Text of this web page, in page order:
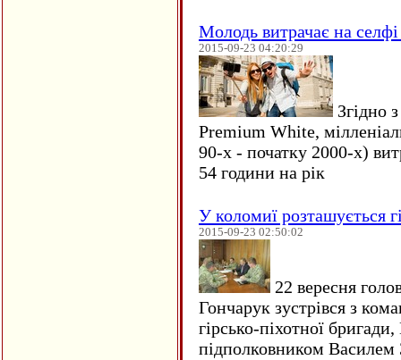
Молодь витрачає на
2015-09-23 04:20:29
Згідно
Premium White,
90-х - початку 2000-х)
54 години на рік
У коломиї розташується
2015-09-23 02:50:02
22 вересня
Гончарук зустрівся з
гірсько-піхотної
підполковником Василем